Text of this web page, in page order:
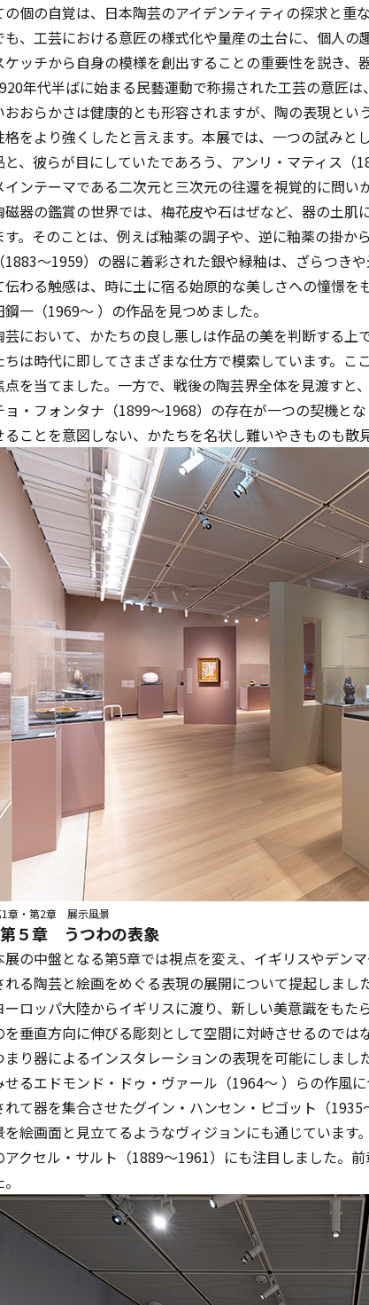
の個の自覚は、日本陶芸のアイデンティティの探求と
も、工芸における意匠の様式化や量産の土台に、個人
ケッチから自身の模様を創出することの重要性を説き、
年代半ばに始まる民藝運動で称揚された工芸の意匠
おおらかさは健康的とも形容されますが、陶の表現と
格をより強くしたと言えます。本展では、一つの試み
と、彼らが目にしていたであろう、アンリ・マティス
インテーマである二次元と三次元の往還を視覚的に問い
磁器の鑑賞の世界では、梅花皮や石はぜなど、器の土
す。そのことは、例えば釉薬の調子や、逆に釉薬の掛
1883～1959）の器に着彩された銀や緑釉は、ざらつき
伝わる触感は、時に土に宿る始原的な美しさへの憧憬
鋼一（1969～ ）の作品を見つめました。
芸において、かたちの良し悪しは作品の美を判断する
ちは時代に即してさまざまな仕方で模索しています。
点を当てました。一方で、戦後の陶芸界全体を見渡す
ョ・フォンタナ（1899～1968）の存在が一つの契機と
ることを意図しない、かたちを名状し難いやきものも散
1章・第2章 展示風景
第５章 うつわの表象
展の中盤となる第5章では視点を変え、イギリスやデン
れる陶芸と絵画をめぐる表現の展開について提起しました
ーロッパ大陸からイギリスに渡り、新しい美意識をも
を垂直方向に伸びる彫刻として空間に対峙させるのでは
まり器によるインスタレーションの表現を可能にしま
せるエドモンド・ドゥ・ヴァール（1964～ ）らの作風
れて器を集合させたグイン・ハンセン・ピゴット（
を絵画面と見立てるようなヴィジョンにも通じていま
アクセル・サルト（1889～1961）にも注目しました。